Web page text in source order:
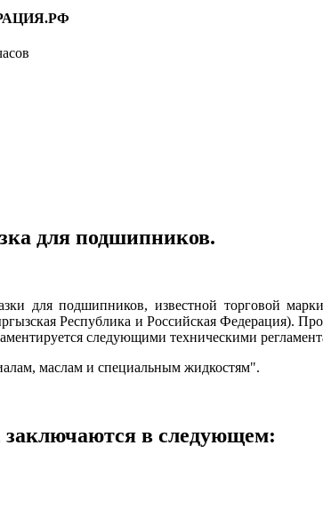
для подшипников.
подшипников, известной торговой
Республика и Российская Федерация).
следующими техническими
маслам и специальным жидкостям".
заключаются в следующем: